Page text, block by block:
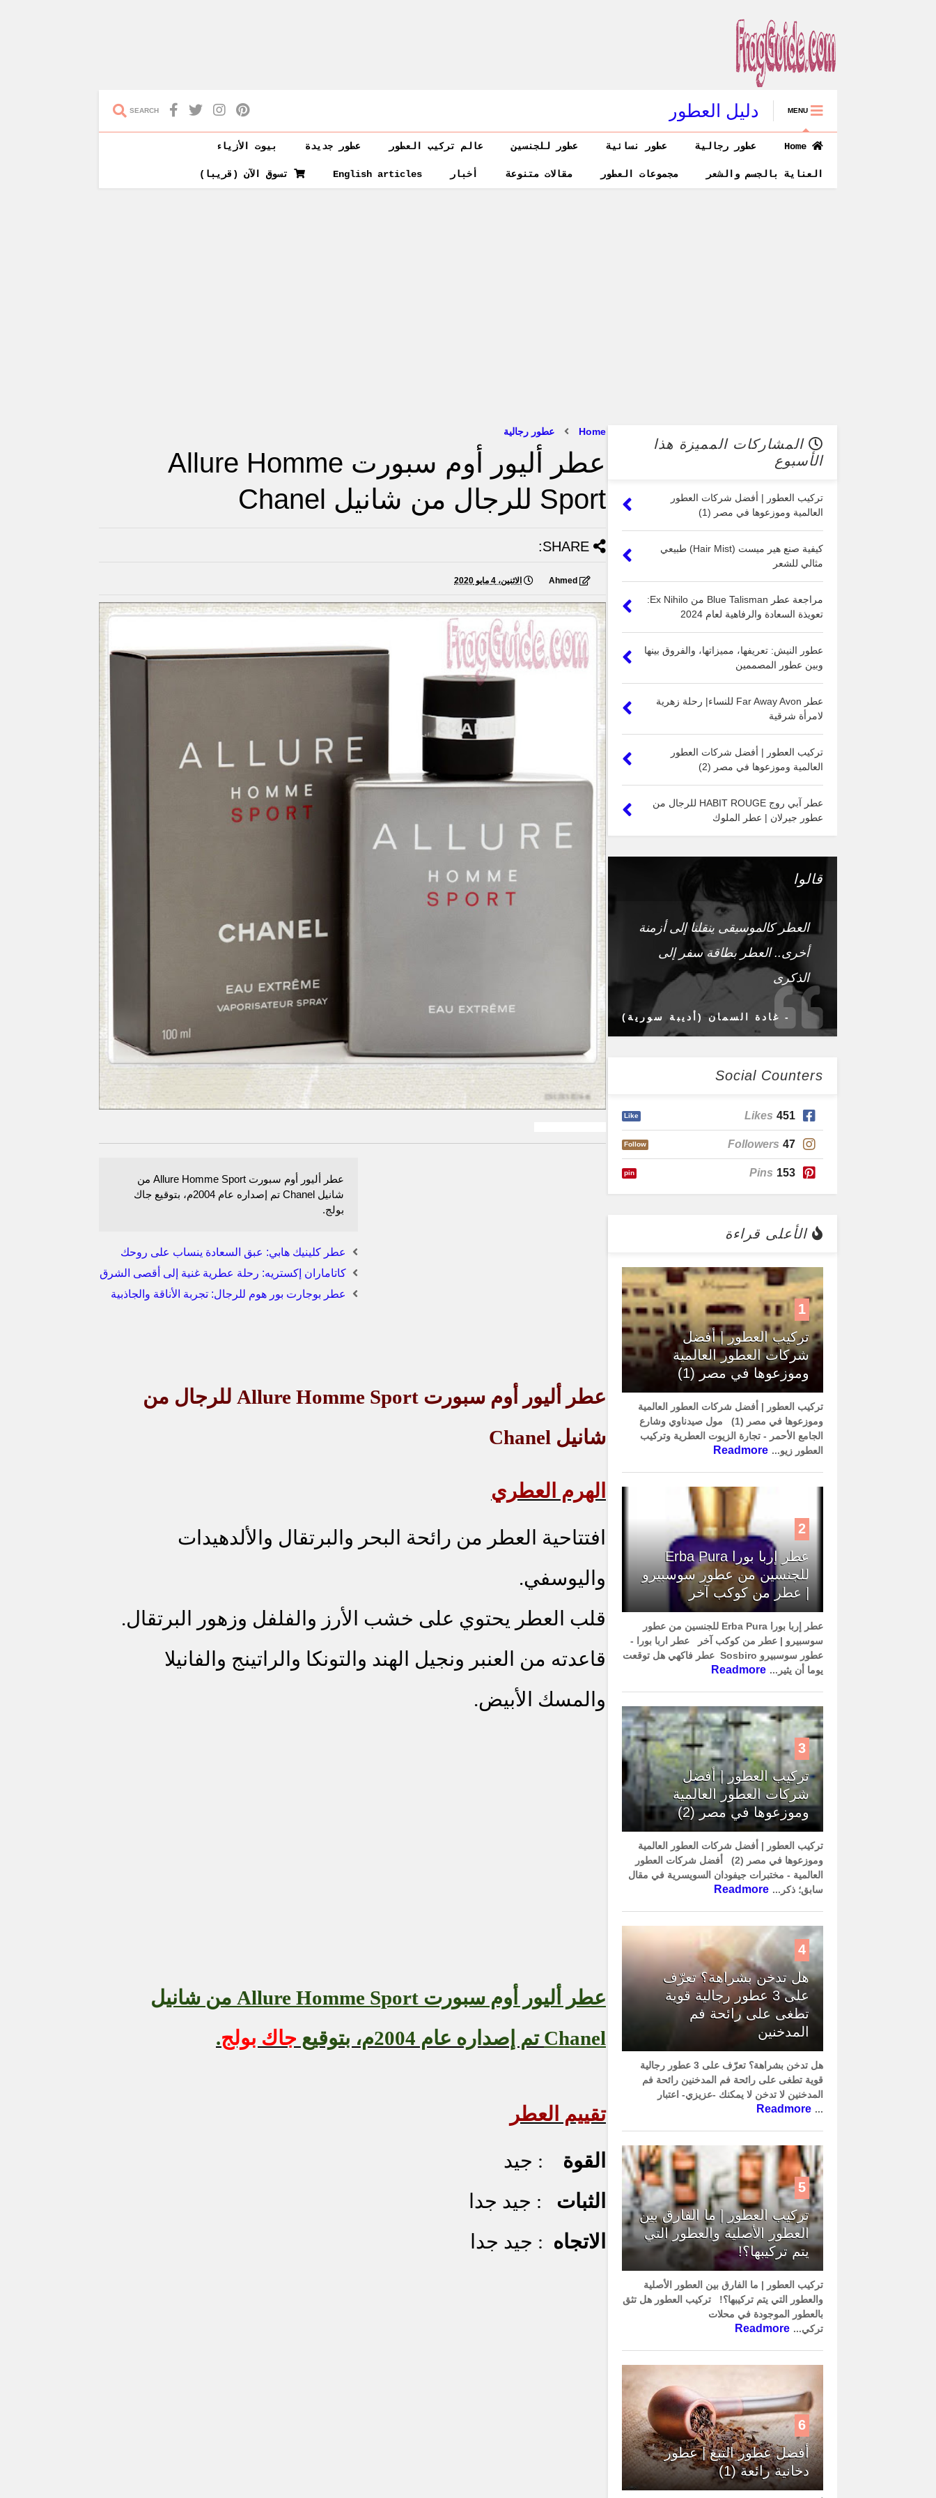
MENU دليل العطور SEARCH
عطور رجالية عطور نسائية عطور للجنسين عالم تركيب العطور عطور جديدة بيوت الأزياء
العناية بالجسم والشعر مجموعات العطور مقالات متنوعة أخبار English articles تسوق الآن (قريبا)
Home عطور رجالية
عطر أليور أوم سبورت Allure Homme
Sport للرجال من شانيل Chanel
SHARE:
Ahmed الاثنين، 4 مايو 2020
عطر أليور أوم سبورت Allure Homme Sport من
شانيل Chanel تم إصداره عام 2004م، بتوقيع جاك
بولج.
عطر كلينيك هابي: عبق السعادة ينساب على روحك
كاتاماران إكستريه: رحلة عطرية غنية إلى أقصى الشرق
عطر بوجارت بور هوم للرجال: تجربة الأناقة والجاذبية
عطر أليور أوم سبورت Allure Homme Sport للرجال من
شانيل Chanel
الهرم العطري
افتتاحية العطر من رائحة البحر والبرتقال والألدهيدات
واليوسفي.
قلب العطر يحتوي على خشب الأرز والفلفل وزهور البرتقال.
قاعدته من العنبر ونجيل الهند والتونكا والراتينج والفانيلا
والمسك الأبيض.
عطر أليور أوم سبورت Allure Homme Sport من شانيل
Chanel تم إصداره عام 2004م، بتوقيع جاك بولج.
تقييم العطر
القوة
: جيد
الثبات
: جيد جدا
الاتجاه : جيد جدا
المشاركات المميزة هذا
الأسبوع
تركيب العطور | أفضل شركات العطور
العالمية وموزعوها في مصر (1)
كيفية صنع هير ميست (Hair Mist) طبيعي
مثالي للشعر
مراجعة عطر Blue Talisman من Ex Nihilo:
تعويذة السعادة والرفاهية لعام 2024
عطور النيش: تعريفها، مميزاتها، والفروق بينها
وبين عطور المصممين
عطر Far Away Avon للنساء| رحلة زهرية
لامرأة شرقية
تركيب العطور | أفضل شركات العطور
العالمية وموزعوها في مصر (2)
عطر آبي روج HABIT ROUGE للرجال من
عطور جيرلان | عطر الملوك
قالوا
العطر كالموسيقى ينقلنا إلى أزمنة
أخرى.. العطر بطاقة سفر إلى
الذكرى
- غادة السمان (أديبة سورية)
Social Counters
451
Likes
Like
47
Followers
Follow
153
Pins
pin
الأعلى قراءة
1
تركيب العطور | أفضل
شركات العطور العالمية
وموزعوها في مصر (1)
تركيب العطور | أفضل شركات العطور العالمية
وموزعوها في مصر (1) مول صيدناوي وشارع
الجامع الأحمر - تجارة الزيوت العطرية وتركيب
العطور زيو... Readmore
2
عطر إربا بورا Erba Pura
للجنسين من عطور سوسبيرو
| عطر من كوكب آخر
عطر إربا بورا Erba Pura للجنسين من عطور
سوسبيرو | عطر من كوكب آخر عطر اربا بورا -
عطور سوسبيرو Sosbiro عطر فاكهي هل توقعت
يوما أن يثير... Readmore
3
تركيب العطور | أفضل
شركات العطور العالمية
وموزعوها في مصر (2)
تركيب العطور | أفضل شركات العطور العالمية
وموزعوها في مصر (2) أفضل شركات العطور
العالمية - مختبرات جيفودان السويسرية في مقال
سابق؛ ذكر... Readmore
4
هل تدخن بشراهة؟ تعرّف
على 3 عطور رجالية قوية
تطغى على رائحة فم
المدخنين
هل تدخن بشراهة؟ تعرّف على 3 عطور رجالية
قوية تطغى على رائحة فم المدخنين رائحة فم
المدخنين لا تدخن لا يمكنك -عزيزي- اعتبار
...
Readmore
5
تركيب العطور | ما الفارق بين
العطور الأصلية والعطور التي
يتم تركيبها؟!
تركيب العطور | ما الفارق بين العطور الأصلية
والعطور التي يتم تركيبها؟! تركيب العطور هل تثق
بالعطور الموجودة في محلات
تركي... Readmore
6
أفضل عطور التبغ | عطور
دخانية رائعة (1)